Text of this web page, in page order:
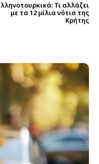
Τι αλλάζει
με τα 12 μίλια νότια της
Κρήτης